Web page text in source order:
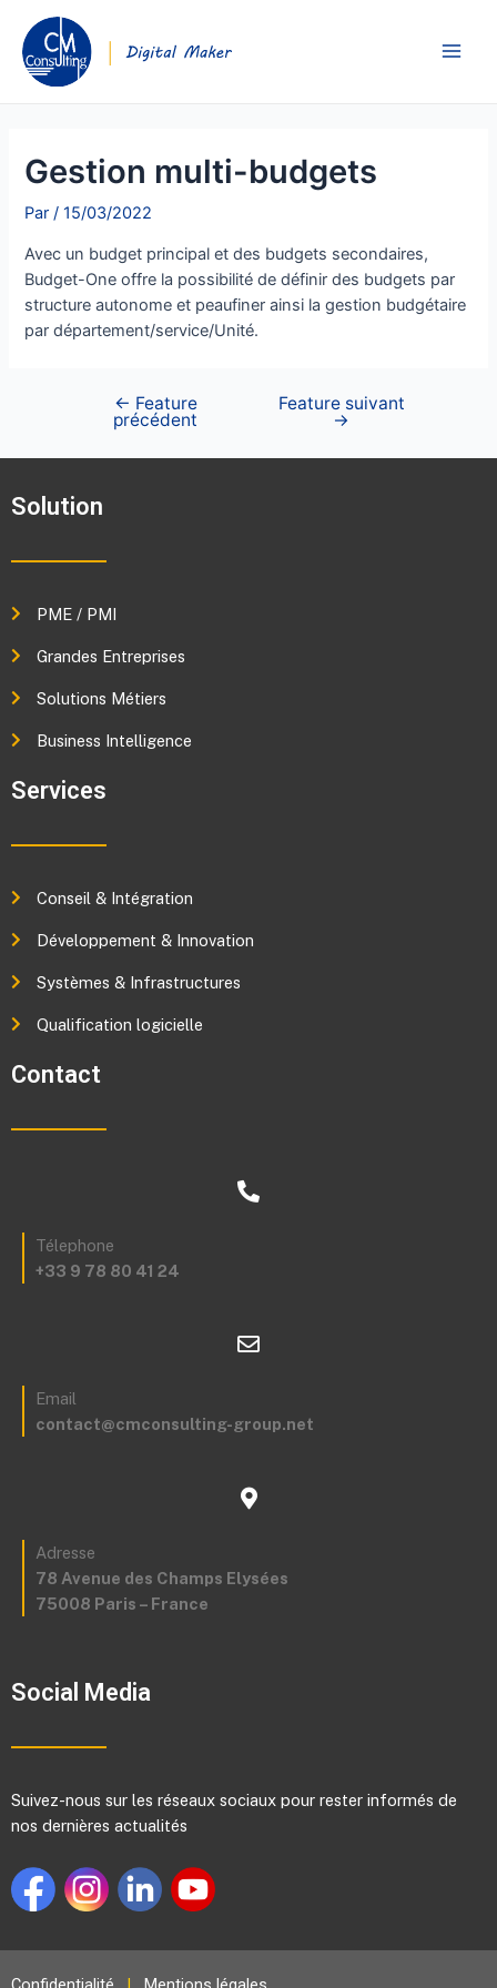
Gestion multi-budgets
Par/15/03/2022
Avec un budget principal et des budgets secondaires,
Budget-One offre la possibilité de définir des budgets par
structure autonome et peaufiner ainsi la gestion budgétaire
par département/service/Unité.
← Feature
précédent
Feature suivant
→
Solution
PME / PMI
Grandes Entreprises
Solutions Métiers
Business Intelligence
Services
Conseil & Intégration
Développement & Innovation
Systèmes & Infrastructures
Qualification logicielle
Contact
Télephone
+33 9 78 80 41 24
Email
contact@cmconsulting-group.net
Adresse
78 Avenue des Champs Elysées
75008 Paris – France
Social Media
Suivez-nous sur les réseaux sociaux pour rester informés de
nos dernières actualités